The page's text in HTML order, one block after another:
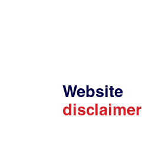
Website
disclaimer